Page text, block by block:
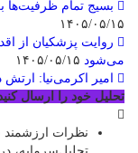
بسیج تمام ظرفیت‌ها
۱۴۰۵/۰۵/۱۵
روایت پزشکیان از
می‌شود
امیر اکرمی‌نیا: ارتش
تحلیل خود را ارسال
نظرات